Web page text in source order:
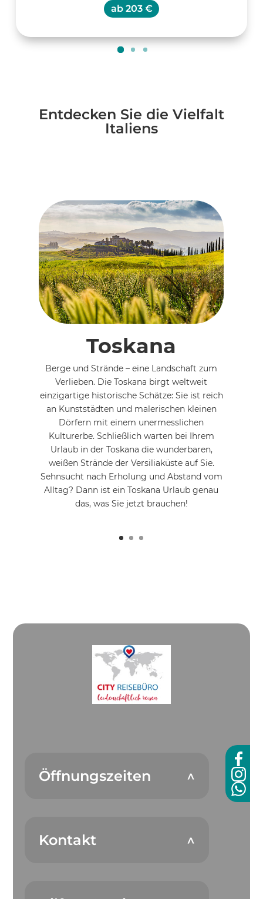
ab 203 €
Entdecken Sie die Vielfalt
Italiens
Toskana
Berge und Strände – eine Landschaft zum
Verlieben. Die Toskana birgt weltweit
einzigartige historische Schätze: Sie ist reich
an Kunststädten und malerischen kleinen
Dörfern mit einem unermesslichen
Kulturerbe. Schließlich warten bei Ihrem
Urlaub in der Toskana die wunderbaren,
weißen Strände der Versiliaküste auf Sie.
Sehnsucht nach Erholung und Abstand vom
Alltag? Dann ist ein Toskana Urlaub genau
das, was Sie jetzt brauchen!
Öffnungszeiten
Kontakt